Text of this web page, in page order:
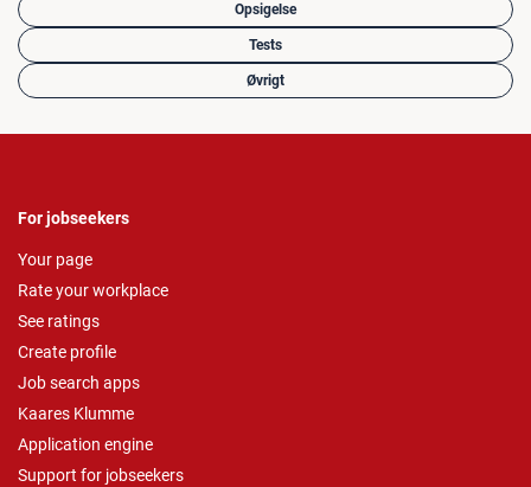
Opsigelse
Tests
Øvrigt
For jobseekers
Your page
Rate your workplace
See ratings
Create profile
Job search apps
Kaares Klumme
Application engine
Support for jobseekers